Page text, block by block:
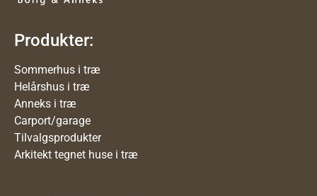
Produkter:
Sommerhus i træ
Helårshus i træ
Anneks i træ
Carport/garage
Tilvalgsprodukter
Arkitekt tegnet huse i træ